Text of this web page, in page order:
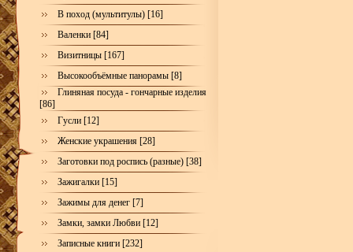
В поход (мультитулы) [16]
Валенки [84]
Визитницы [167]
Высокообъёмные панорамы [8]
Глиняная посуда - гончарные изделия
[86]
Гусли [12]
Женские украшения [28]
Заготовки под роспись (разные) [38]
Зажигалки [15]
Зажимы для денег [7]
Замки, замки Любви [12]
Записные книги [232]